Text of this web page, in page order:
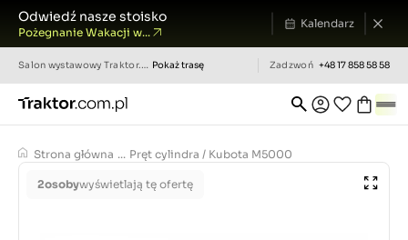
Odwiedź nasze stoisko
Pożegnanie Wakacji w...
Kalendarz
Salon wystawowy Traktor.com.pl Pokaż trasę Zadzwoń +48 17 858 58 58
Strona główna ... Pręt cylindra / Kubota M5000
2osobywyświetlają tę ofertę